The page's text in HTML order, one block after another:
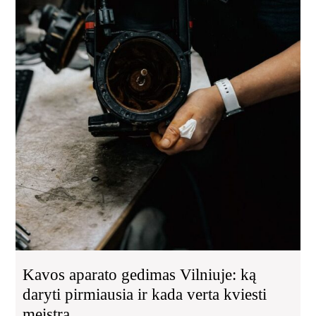
Kavos aparato gedimas Vilniuje: ką
daryti pirmiausia ir kada verta kviesti